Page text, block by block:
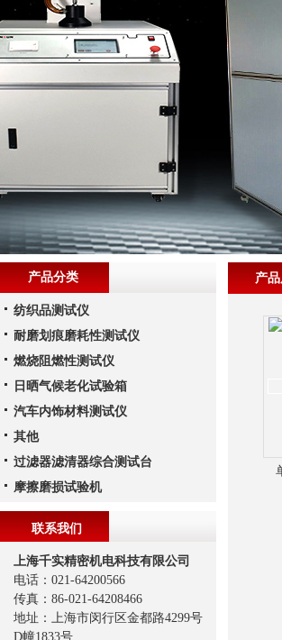
产
产品分类
纺织品测试仪
耐磨划痕磨耗性测试仪
燃烧阻燃性测试仪
日晒气候老化试验箱
汽车内饰材料测试仪
其他
过滤器滤清器综合测试台
摩擦磨损试验机
联系我们
上海千实精密机电科技有限公司
电话：021-64200566
传真：86-021-64208466
地址：上海市闵行区金都路4299号
D幢1833号